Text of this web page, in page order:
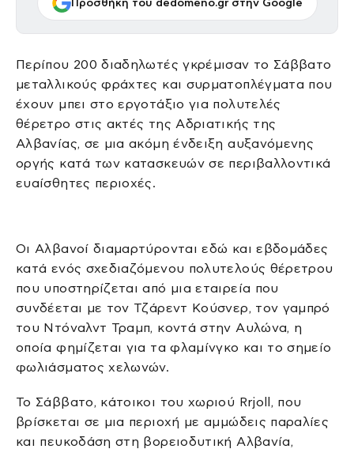
Προσθήκη του dedomeno.gr στην Google
Περίπου 200 διαδηλωτές γκρέμισαν το Σάββατο
μεταλλικούς φράχτες και συρματοπλέγματα που
έχουν μπει στο εργοτάξιο για πολυτελές
θέρετρο στις ακτές της Αδριατικής της
Αλβανίας, σε μια ακόμη ένδειξη αυξανόμενης
οργής κατά των κατασκευών σε περιβαλλοντικά
ευαίσθητες περιοχές.
Οι Αλβανοί διαμαρτύρονται εδώ και εβδομάδες
κατά ενός σχεδιαζόμενου πολυτελούς θέρετρου
που υποστηρίζεται από μια εταιρεία που
συνδέεται με τον Τζάρεντ Κούσνερ, τον γαμπρό
του Ντόναλντ Τραμπ, κοντά στην Αυλώνα, η
οποία φημίζεται για τα φλαμίνγκο και το σημείο
φωλιάσματος χελωνών.
Το Σάββατο, κάτοικοι του χωριού Rrjoll, που
βρίσκεται σε μια περιοχή με αμμώδεις παραλίες
και πευκοδάση στη βορειοδυτική Αλβανία,